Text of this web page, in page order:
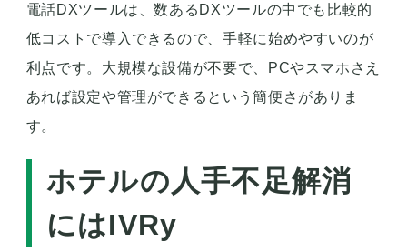
電話DXツールは、数あるDXツールの中でも比較的
低コストで導入できるので、手軽に始めやすいのが
利点です。大規模な設備が不要で、PCやスマホさえ
あれば設定や管理ができるという簡便さがありま
す。
ホテルの人手不足解消
にはIVRy